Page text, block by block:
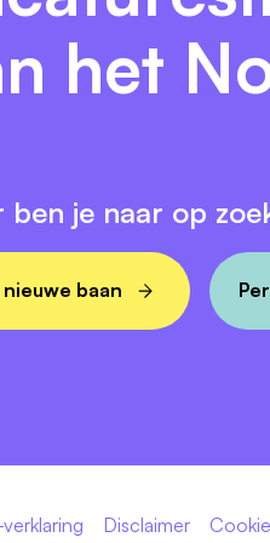
gebruik maken van een
met Liesbeth, Hilda of
krijg je een goed beeld van
jij ook komen werken bij
Instagramaccount
@frisiusmc
het
ben je naar op
nieuwe baan
Disclaimer